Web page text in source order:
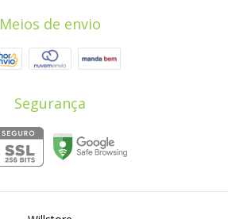
Meios de envio
Segurança